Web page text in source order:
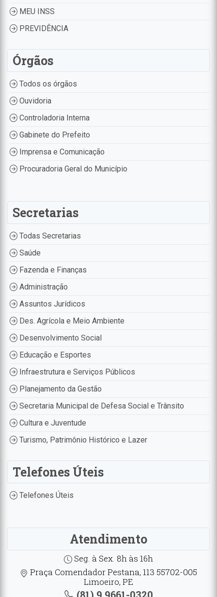
MEU INSS
PREVIDÊNCIA
Órgãos
Todos os órgãos
Ouvidoria
Controladoria Interna
Gabinete do Prefeito
Imprensa e Comunicação
Procuradoria Geral do Município
Secretarias
Todas Secretarias
Saúde
Fazenda e Finanças
Administração
Assuntos Jurídicos
Des. Agrícola e Meio Ambiente
Desenvolvimento Social
Educação e Esportes
Infraestrutura e Serviços Públicos
Planejamento da Gestão
Secretaria Municipal de Defesa Social e Trânsito
Cultura e Juventude
Turismo, Patrimônio Histórico e Lazer
Telefones Úteis
Telefones Úteis
Atendimento
Seg. à Sex. 8h às 16h
Praça Comendador Pestana, 113 55702-005
Limoeiro, PE